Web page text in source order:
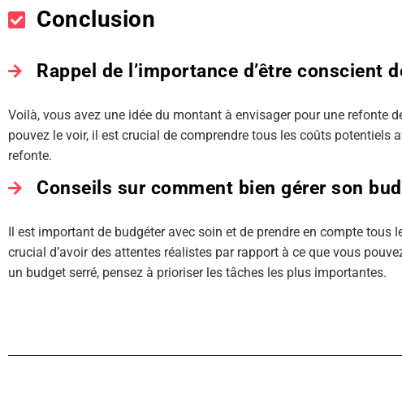
Conclusion
Rappel de l’importance d’être conscient
Voilà, vous avez une idée du montant à envisager pour une refonte
pouvez le voir, il est crucial de comprendre tous les coûts potentiels
refonte.
Conseils sur comment bien gérer son
Il est important de budgéter avec soin et de prendre en compte tous
crucial d’avoir des attentes réalistes par rapport à ce que vous
un budget serré, pensez à prioriser les tâches les plus importantes.